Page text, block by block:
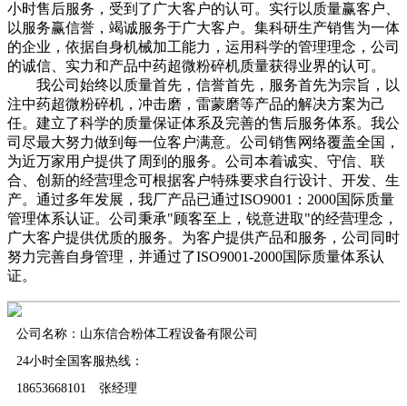
小时售后服务，受到了广大客户的认可。实行以质量赢客户、
以服务赢信誉，竭诚服务于广大客户。集科研生产销售为一体
的企业，依据自身机械加工能力，运用科学的管理理念，公司
的诚信、实力和产品中药超微粉碎机质量获得业界的认可。
我公司始终以质量首先，信誉首先，服务首先为宗旨，以
注中药超微粉碎机，冲击磨，雷蒙磨等产品的解决方案为己
任。建立了科学的质量保证体系及完善的售后服务体系。我公
司尽最大努力做到每一位客户满意。公司销售网络覆盖全国，
为近万家用户提供了周到的服务。公司本着诚实、守信、联
合、创新的经营理念可根据客户特殊要求自行设计、开发、生
产。通过多年发展，我厂产品已通过ISO9001：2000国际质量
管理体系认证。公司秉承"顾客至上，锐意进取"的经营理念，
广大客户提供优质的服务。为客户提供产品和服务，公司同时
努力完善自身管理，并通过了ISO9001-2000国际质量体系认
证。
公司名称：山东信合粉体工程设备有限公司
24小时全国客服热线：
18653668101 张经理